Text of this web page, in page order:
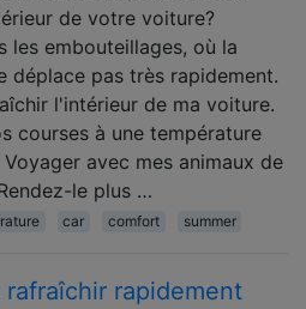
de votre voiture?
les embouteillages, où la
déplace pas très rapidement.
l'intérieur de ma voiture.
courses à une température
avec mes animaux de
le plus …
car comfort summer
rafraîchir rapidement